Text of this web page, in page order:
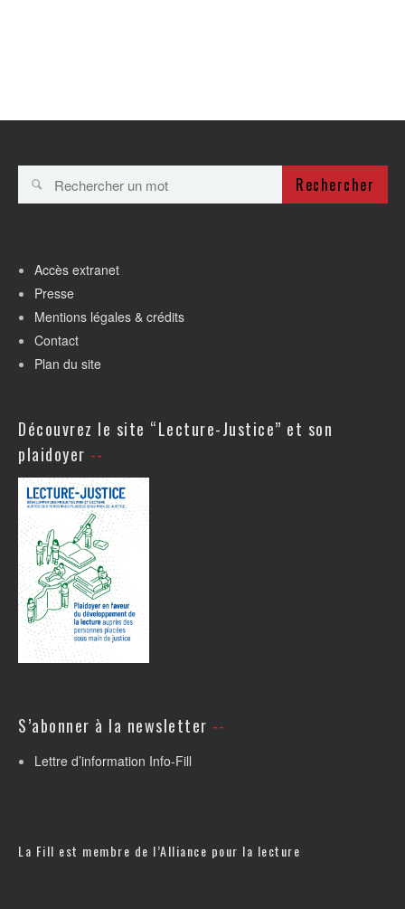
Rechercher
Accès extranet
Presse
Mentions légales & crédits
Contact
Plan du site
Découvrez le site “Lecture-Justice” et son
plaidoyer
S’abonner à la newsletter
Lettre d’information Info-Fill
La Fill est membre de l’Alliance pour la lecture